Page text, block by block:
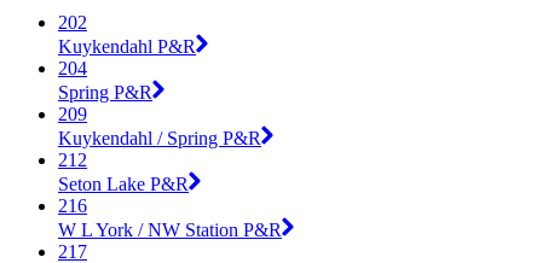
202
Kuykendahl P&R
204
Spring P&R
209
Kuykendahl / Spring P&R
212
Seton Lake P&R
216
W L York / NW Station P&R
217